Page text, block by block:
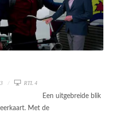
RTL 4
Een uitgebreide blik
Met de